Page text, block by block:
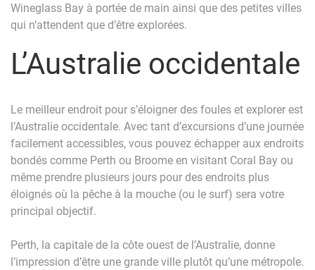
Wineglass Bay à portée de main ainsi que des petites villes
qui n’attendent que d’être explorées.
L’Australie occidentale
Le meilleur endroit pour s’éloigner des foules et explorer est
l’Australie occidentale. Avec tant d’excursions d’une journée
facilement accessibles, vous pouvez échapper aux endroits
bondés comme Perth ou Broome en visitant Coral Bay ou
même prendre plusieurs jours pour des endroits plus
éloignés où la pêche à la mouche (ou le surf) sera votre
principal objectif.
Perth, la capitale de la côte ouest de l’Australie, donne
l’impression d’être une grande ville plutôt qu’une métropole.